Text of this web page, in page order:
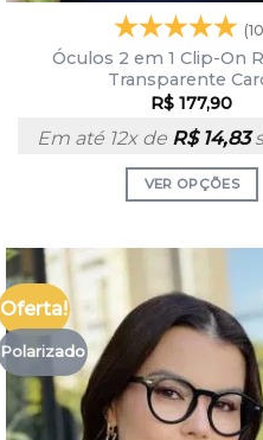
Óculos 2 em 1 Clip-On
Transparente
R$ 177,90
Em até 12x de R$14,83
VER OPÇÕES
Oferta!
Polarizado